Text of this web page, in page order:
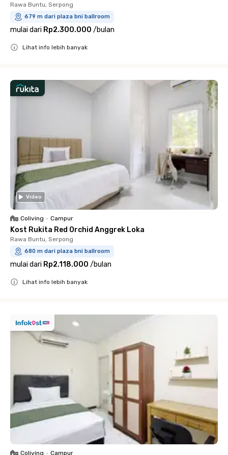
Rawa Buntu, Serpong
679 m dari plaza bni ballroom
mulai dari Rp2.300.000 /bulan
Lihat info lebih banyak
Video
Coliving • Campur
Kost Rukita Red Orchid Anggrek Loka
Rawa Buntu, Serpong
680 m dari plaza bni ballroom
mulai dari Rp2.118.000 /bulan
Lihat info lebih banyak
Coliving • Campur